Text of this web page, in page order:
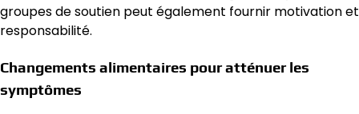
groupes de soutien peut également fournir motivation et
responsabilité.
Changements alimentaires pour atténuer les
symptômes